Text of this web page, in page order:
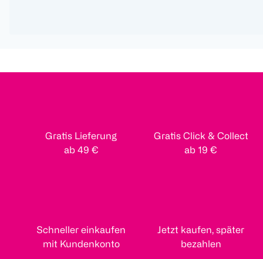
Gratis Lieferung
ab 49 €
Gratis Click & Collect
ab 19 €
Schneller einkaufen
mit Kundenkonto
Jetzt kaufen, später
bezahlen